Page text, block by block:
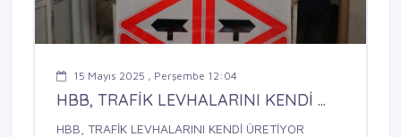
15 Mayıs 2025 , Perşembe 12:04
HBB, TRAFİK LEVHALARINI KENDİ ...
HBB, TRAFİK LEVHALARINI KENDİ ÜRETİYOR